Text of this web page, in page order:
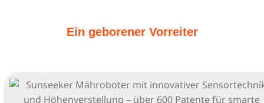
Ein geborener Vorreiter